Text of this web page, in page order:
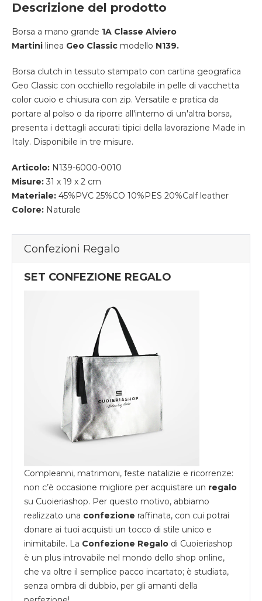
Descrizione del prodotto
Borsa a mano grande 1A Classe Alviero
Martini linea Geo Classic modello N139.
Borsa clutch in tessuto stampato con cartina geografica
Geo Classic con occhiello regolabile in pelle di vacchetta
color cuoio e chiusura con zip. Versatile e pratica da
portare al polso o da riporre all'interno di un'altra borsa,
presenta i dettagli accurati tipici della lavorazione Made in
Italy. Disponibile in tre misure.
Articolo: N139-6000-0010
Misure: 31 x 19 x 2 cm
Materiale: 45%PVC 25%CO 10%PES 20%Calf leather
Colore: Naturale
Confezioni Regalo
SET CONFEZIONE REGALO
Compleanni, matrimoni, feste natalizie e ricorrenze:
non c’è occasione migliore per acquistare un regalo
su Cuoieriashop. Per questo motivo, abbiamo
realizzato una confezione raffinata, con cui potrai
donare ai tuoi acquisti un tocco di stile unico e
inimitabile. La Confezione Regalo di Cuoieriashop
è un plus introvabile nel mondo dello shop online,
che va oltre il semplice pacco incartato; è studiata,
senza ombra di dubbio, per gli amanti della